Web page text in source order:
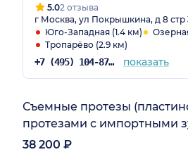
5.02 отзыва
г Москва, ул Покрышкина, д 8 стр
Юго-Западная (1.4 км)
Тропарёво (2.9 км)
+7 (495) 104-87-50 показать
Съемные протезы
протезами с импортными
38 200 ₽